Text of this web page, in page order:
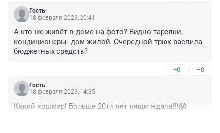
Гость
18 февраля 2023, 20:41
А кто же живёт в доме на фото? Видно тарелки,
кондиционеры- дом жилой. Очередной трюк распила
бюджетных средств?
+0 –0
Гость
18 февраля 2023, 14:35
Какой кошмар! Больше 20ти лет люди ждали!!!😱